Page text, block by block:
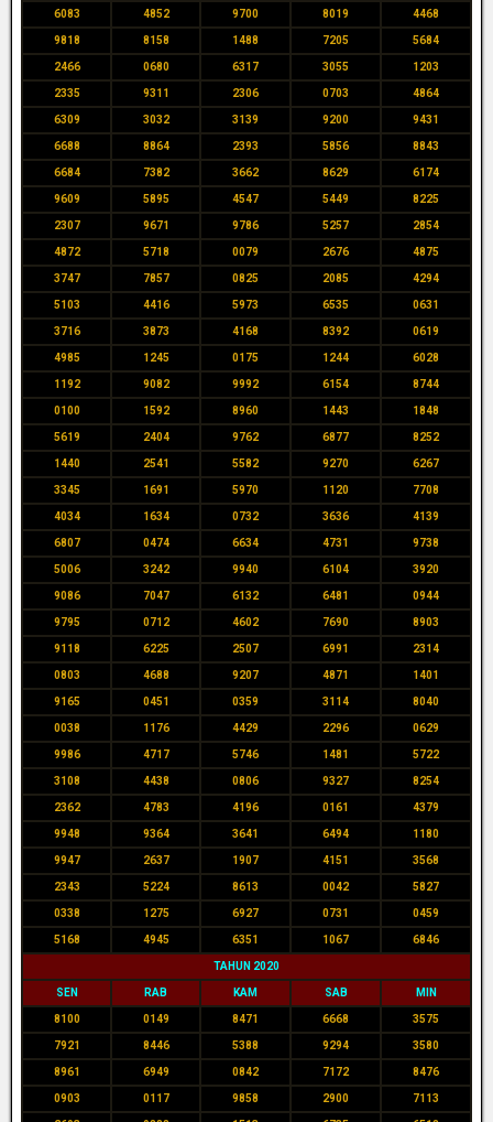
6083 4852 9700 8019 4468
9818 8158 1488 7205 5684
2466 0680 6317 3055 1203
2335 9311 2306 0703 4864
6309 3032 3139 9200 9431
6688 8864 2393 5856 8843
6684 7382 3662 8629 6174
9609 5895 4547 5449 8225
2307 9671 9786 5257 2854
4872 5718 0079 2676 4875
3747 7857 0825 2085 4294
5103 4416 5973 6535 0631
3716 3873 4168 8392 0619
4985 1245 0175 1244 6028
1192 9082 9992 6154 8744
0100 1592 8960 1443 1848
5619 2404 9762 6877 8252
1440 2541 5582 9270 6267
3345 1691 5970 1120 7708
4034 1634 0732 3636 4139
6807 0474 6634 4731 9738
5006 3242 9940 6104 3920
9086 7047 6132 6481 0944
9795 0712 4602 7690 8903
9118 6225 2507 6991 2314
0803 4688 9207 4871 1401
9165 0451 0359 3114 8040
0038 1176 4429 2296 0629
9986 4717 5746 1481 5722
3108 4438 0806 9327 8254
2362 4783 4196 0161 4379
9948 9364 3641 6494 1180
9947 2637 1907 4151 3568
2343 5224 8613 0042 5827
0338 1275 6927 0731 0459
5168 4945 6351 1067 6846
TAHUN 2020
SEN RAB KAM SAB MIN
8100 0149 8471 6668 3575
7921 8446 5388 9294 3580
8961 6949 0842 7172 8476
0903 0117 9858 2900 7113